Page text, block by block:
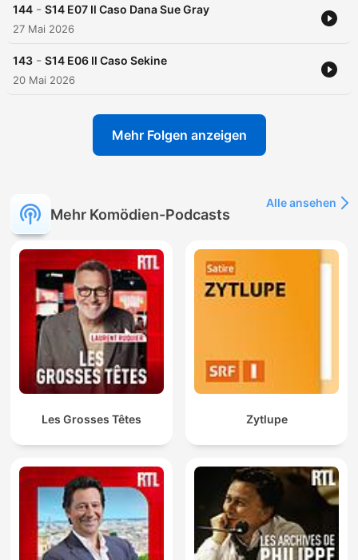
144 - S14 E07 Il Caso Dana Sue Gray
27 Mai 2026
143 - S14 E06 Il Caso Sekine
20 Mai 2026
Mehr Folgen anzeigen
Mehr Komödien-Podcasts
Alle ansehen
Les Grosses Têtes Zytlupe